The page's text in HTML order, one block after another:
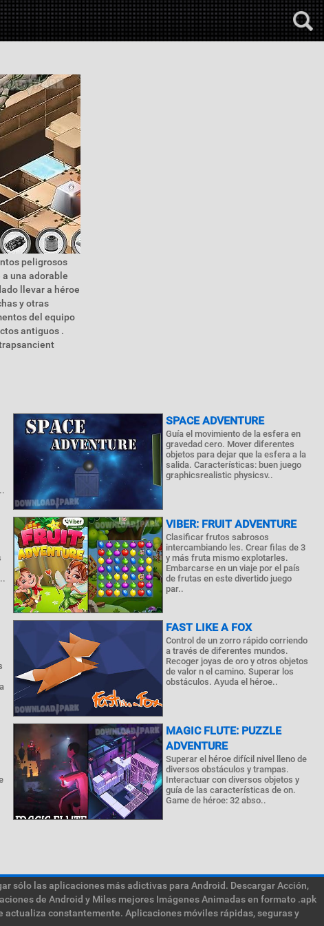
peligrosos
una adorable
llevar a héroe
y otras
del equipo
antiguos .
SPACE ADVENTURE
Guía el movimiento de la esfera en
gravedad cero. Mover diferentes
objetos para dejar que la esfera a la
salida. Características: buen juego
graphicsrealistic physicsv..
VIBER: FRUIT ADVENTURE
Clasificar frutos sabrosos
intercambiando les. Crear filas de 3
y más fruta mismo explotarles.
Embarcarse en un viaje por el país
de frutas en este divertido juego
par..
FAST LIKE A FOX
Control de un zorro rápido corriendo
a través de diferentes mundos.
Recoger joyas de oro y otros objetos
de valor n el camino. Superar los
obstáculos. Ayuda el héroe..
MAGIC FLUTE: PUZZLE
ADVENTURE
Superar el héroe difícil nivel lleno de
diversos obstáculos y trampas.
Interactuar con diversos objetos y
guía de las características de on.
Game de héroe: 32 abso..
sólo las aplicaciones más adictivas para Android. Descargar Acción,
de Android y Miles mejores Imágenes Animadas en formato .apk
actualiza constantemente. Aplicaciones móviles rápidas, seguras y